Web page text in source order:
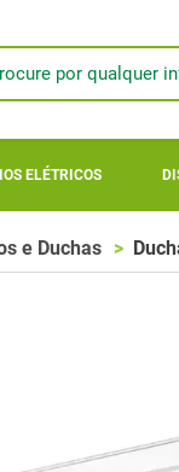
por qualquer
ELÉTRICOS
e Duchas
1º
4º
18l